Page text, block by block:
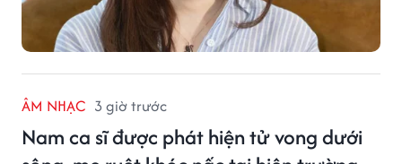
ÂM NHẠC 3 giờ trước
Nam ca sĩ được phát hiện tử vong dưới